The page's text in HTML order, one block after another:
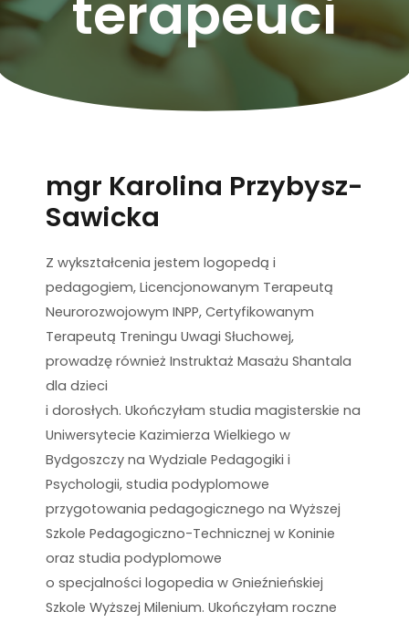
mgr Karolina Przybysz-
Sawicka
Z wykształcenia jestem logopedą i
pedagogiem, Licencjonowanym Terapeutą
Neurorozwojowym INPP, Certyfikowanym
Terapeutą Treningu Uwagi Słuchowej,
prowadzę również Instruktaż Masażu Shantala
dla dzieci
i dorosłych. Ukończyłam studia magisterskie na
Uniwersytecie Kazimierza Wielkiego w
Bydgoszczy na Wydziale Pedagogiki i
Psychologii, studia podyplomowe
przygotowania pedagogicznego na Wyższej
Szkole Pedagogiczno-Technicznej w Koninie
oraz studia podyplomowe
o specjalności logopedia w Gnieźnieńskiej
Szkole Wyższej Milenium. Ukończyłam roczne